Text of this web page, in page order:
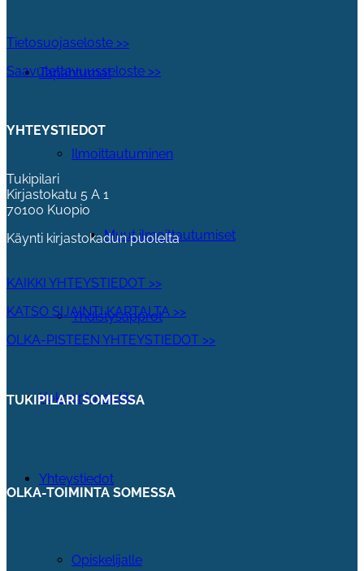
Tapahtumat
Ilmoittautuminen
Muut ilmoittautumiset
Yhdistysapprot
Kokoontumistila
Yhteystiedot
Opiskelijalle
Tietosuojaseloste >>
Saavutettavuusseloste >>
YHTEYSTIEDOT
Tukipilari
Kirjastokatu 5 A 1
70100 Kuopio
Käynti kirjastokadun puolelta
KAIKKI YHTEYSTIEDOT >>
KATSO SIJAINTI KARTALTA >>
OLKA-PISTEEN YHTEYSTIEDOT >>
TUKIPILARI SOMESSA
OLKA-TOIMINTA SOMESSA